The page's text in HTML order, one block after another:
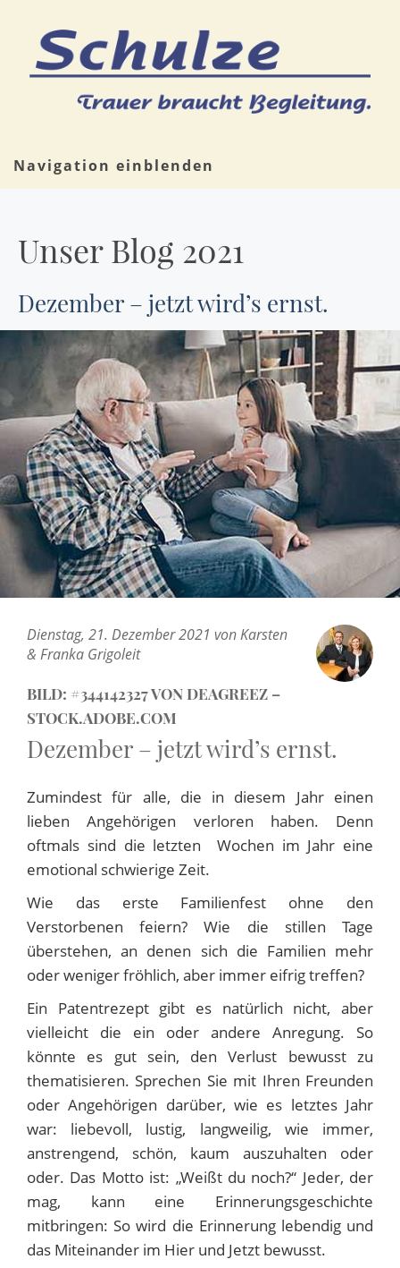
Navigation einblenden
Unser Blog 2021
Dezember – jetzt wird’s ernst.
Dienstag, 21. Dezember 2021 von Karsten
& Franka Grigoleit
BILD: #344142327 VON DEAGREEZ –
STOCK.ADOBE.COM
Dezember – jetzt wird’s ernst.
Zumindest für alle, die in diesem Jahr einen
lieben Angehörigen verloren haben. Denn
oftmals sind die letzten Wochen im Jahr eine
emotional schwierige Zeit.
Wie das erste Familienfest ohne den
Verstorbenen feiern? Wie die stillen Tage
überstehen, an denen sich die Familien mehr
oder weniger fröhlich, aber immer eifrig treffen?
Ein Patentrezept gibt es natürlich nicht, aber
vielleicht die ein oder andere Anregung. So
könnte es gut sein, den Verlust bewusst zu
thematisieren. Sprechen Sie mit Ihren Freunden
oder Angehörigen darüber, wie es letztes Jahr
war: liebevoll, lustig, langweilig, wie immer,
anstrengend, schön, kaum auszuhalten oder
oder. Das Motto ist: „Weißt du noch?“ Jeder, der
mag, kann eine Erinnerungsgeschichte
mitbringen: So wird die Erinnerung lebendig und
das Miteinander im Hier und Jetzt bewusst.